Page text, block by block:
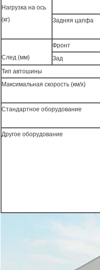
Нагрузка на ось
(кг)
Задняя цапфа
След (мм)
Фронт
Зад
Тип автошины
Максимальная скорость (км/х)
Стандартное оборудование
Другое оборудование